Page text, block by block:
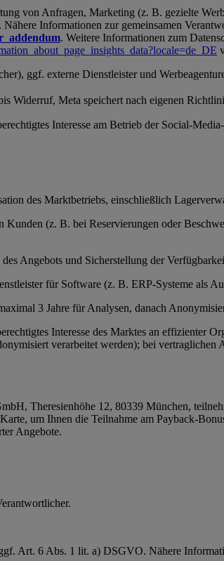
von Anfragen, Marketing (z. B. gezielte
Nähere Informationen zur gemeinsamen
. Weitere Informationen zum
ggf. externe Dienstleister und
Widerruf, Meta speichert nach eigenen
Interesse am Betrieb der Social-
des Marktbetriebs, einschließlich
Kunden (z. B. bei Reservierungen oder
Angebots und Sicherstellung der
für Software (z. B. ERP-Systeme als
3 Jahre für Analysen, danach
Interesse des Marktes an effizienter
verarbeitet werden); bei
Theresienhöhe 12, 80339 München,
um Ihnen die Teilnahme am Payback-
Angebote.
Art. 6 Abs. 1 lit. a) DSGVO. Nähere